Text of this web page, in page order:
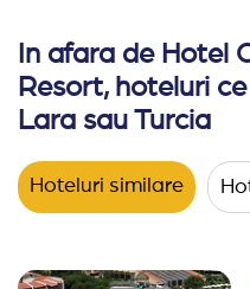
Amplasare: Hotelul
Cazare: Hotelul ofera
16 camere duplex
19 junior suite
4 grand deluxe
In afara de Hotel
Resort, hoteluri
Lara sau Turcia
Hoteluri similare